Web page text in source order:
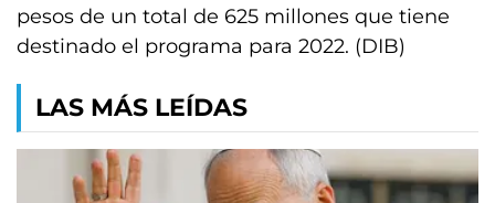
pesos de un total de 625 millones que tiene
destinado el programa para 2022. (DIB)
LAS MÁS LEÍDAS